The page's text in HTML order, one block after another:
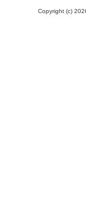
Copyright (c)